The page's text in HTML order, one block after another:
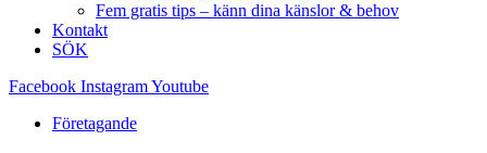
Fem gratis tips – känn dina känslor & behov
Kontakt
SÖK
Facebook InstagramYoutube
Företagande